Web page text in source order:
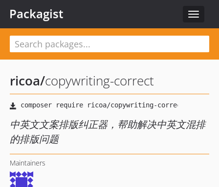
Toggle
Packagist
ricoa/copywriting-correct
中英文文案排版纠正器，帮助解决中英文混排
的排版问题
Maintainers